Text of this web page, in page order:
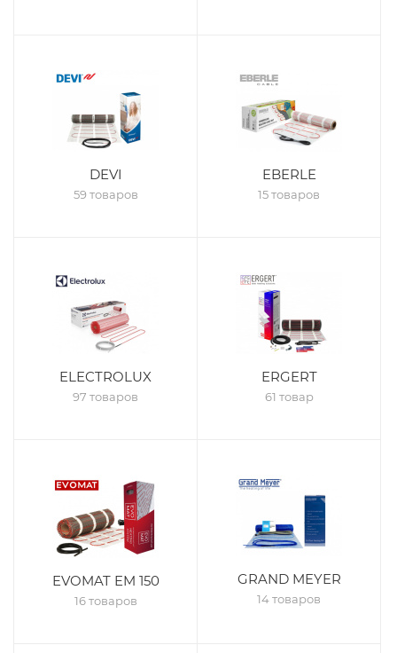
DEVI
59 товаров
EBERLE
15 товаров
ELECTROLUX
97 товаров
ERGERT
61 товар
EVOMAT EM 150
16 товаров
GRAND MEYER
14 товаров